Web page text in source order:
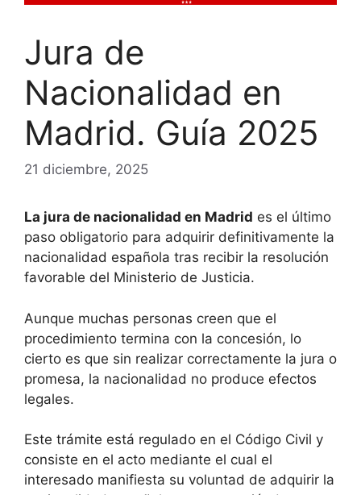
Jura de
Nacionalidad en
Madrid. Guía 2025
21 diciembre, 2025
La jura de nacionalidad en Madrid es el último
paso obligatorio para adquirir definitivamente la
nacionalidad española tras recibir la resolución
favorable del Ministerio de Justicia.
Aunque muchas personas creen que el
procedimiento termina con la concesión, lo
cierto es que sin realizar correctamente la jura o
promesa, la nacionalidad no produce efectos
legales.
Este trámite está regulado en el Código Civil y
consiste en el acto mediante el cual el
interesado manifiesta su voluntad de adquirir la